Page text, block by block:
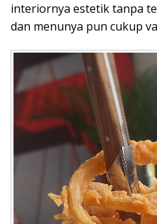
interiornya estetik tanpa
dan menunya pun cukup